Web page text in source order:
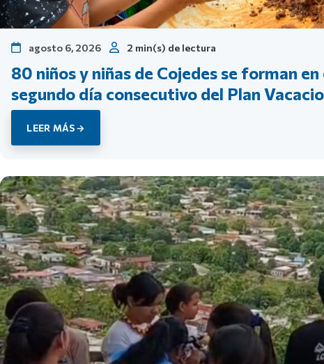
agosto 6, 2026 2 min(s) de lectura
80 niños y niñas de Cojedes se forman
segundo día consecutivo del Plan
LEER MÁS